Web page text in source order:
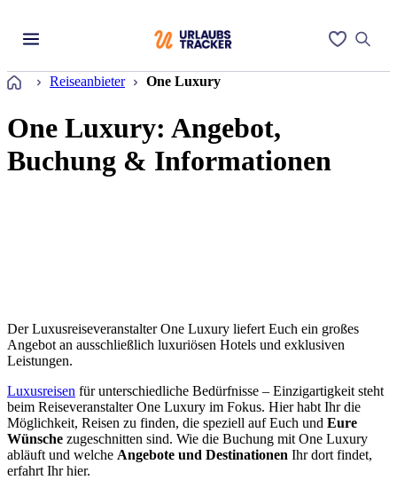
Startseite
Reiseanbieter One Luxury
One Luxury: Angebot,
Buchung & Informationen
Der Luxusreiseveranstalter One Luxury liefert Euch ein großes
Angebot an ausschließlich luxuriösen Hotels und exklusiven
Leistungen.
Luxusreisen für unterschiedliche Bedürfnisse – Einzigartigkeit steht
beim Reiseveranstalter One Luxury im Fokus. Hier habt Ihr die
Möglichkeit, Reisen zu finden, die speziell auf Euch und Eure
Wünsche zugeschnitten sind. Wie die Buchung mit One Luxury
abläuft und welche Angebote und Destinationen Ihr dort findet,
erfahrt Ihr hier.